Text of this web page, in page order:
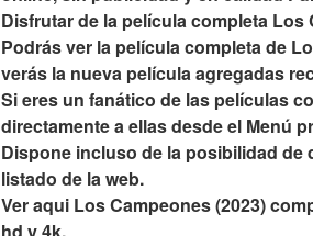
Disfrutar de la película completa Los
Podrás ver la película completa de
verás la nueva película agregadas
Si eres un fanático de las películas
directamente a ellas desde el Menú
Dispone incluso de la posibilidad
listado de la web.
Ver aqui Los Campeones (2023)
hd y 4k.